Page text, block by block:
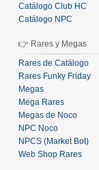
Catálogo Club HC
Catálogo NPC
👉 Rares y Megas
Rares de Catálogo
Rares Funky Friday
Megas
Mega Rares
Megas de Noco
NPC Noco
NPCS (Market Bot)
Web Shop Rares